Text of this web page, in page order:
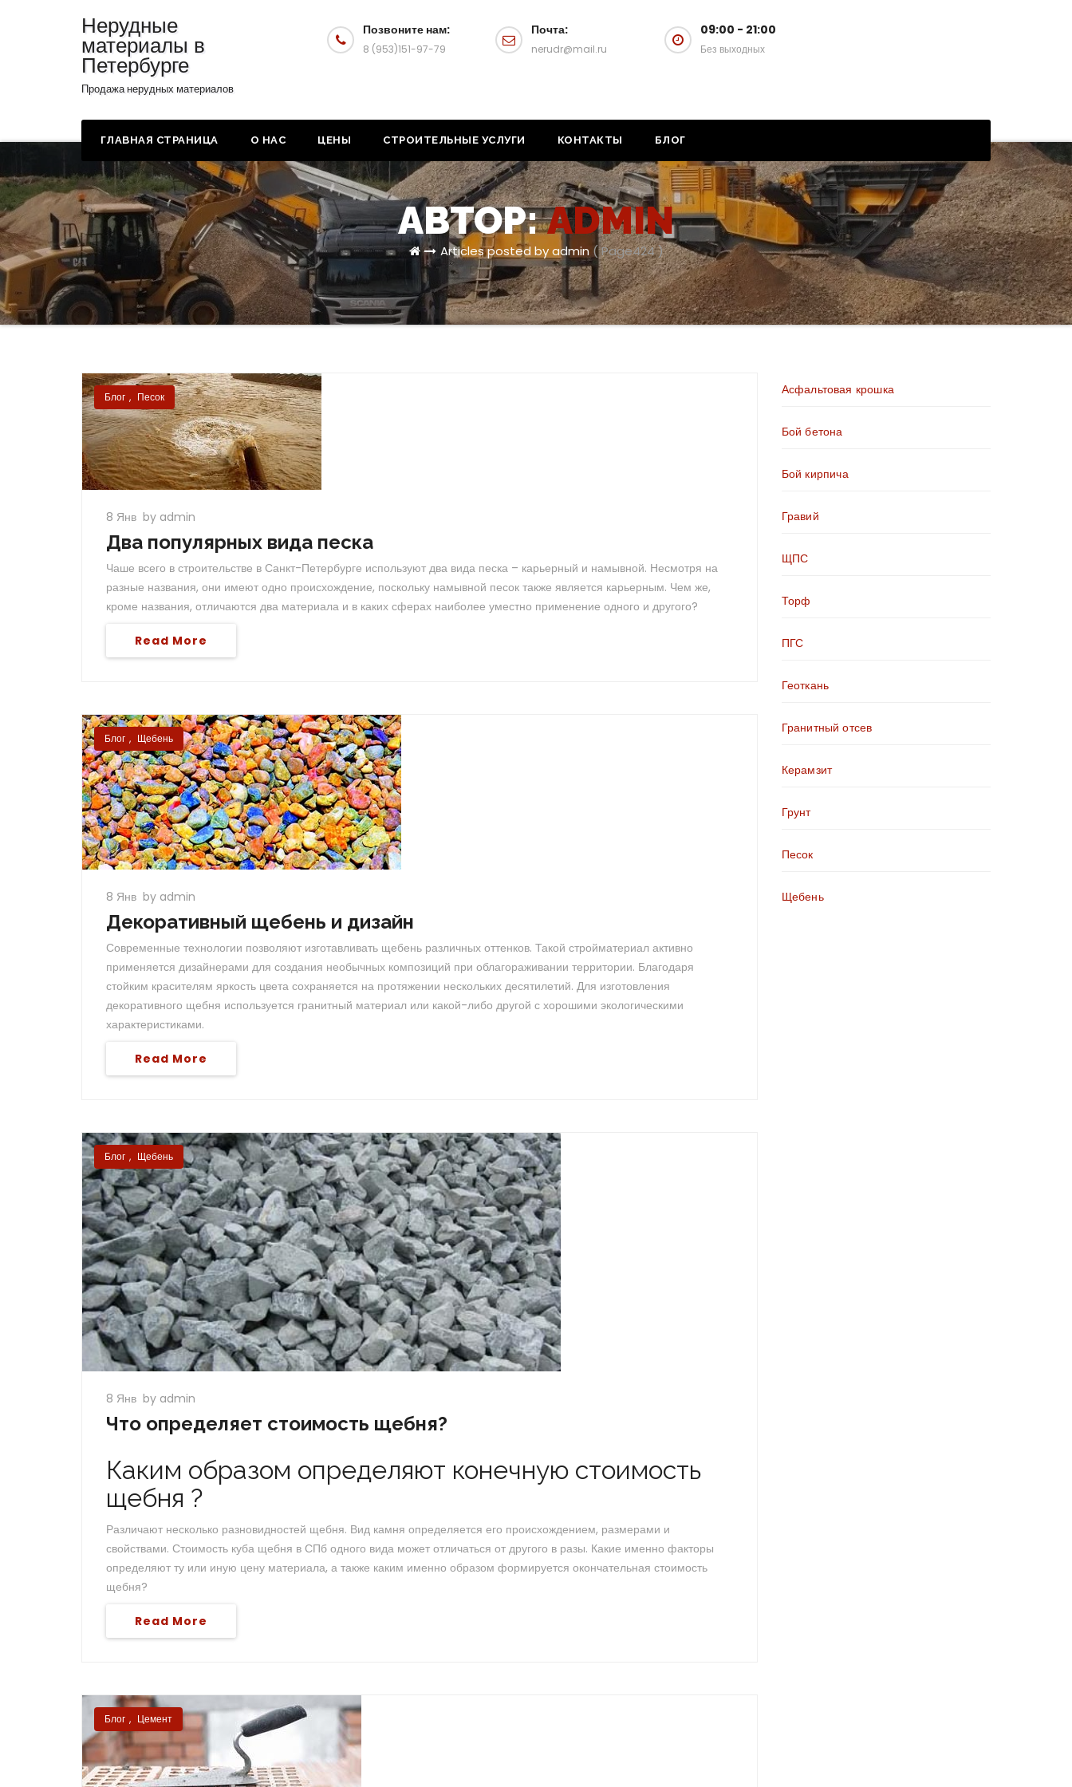
Нерудные
материалы в
Петербурге
Продажа нерудных материалов
Позвоните нам:
8 (953)151-97-79
Почта:
nerudr@mail.ru
09:00 - 21:00
Без выходных
ГЛАВНАЯ СТРАНИЦА О НАС ЦЕНЫ СТРОИТЕЛЬНЫЕ УСЛУГИ КОНТАКТЫ БЛОГ
АВТОР:ADMIN
Articles posted by admin( Page424 )
Блог , Песок
8 Янв by admin
Два популярных вида песка
Чаше всего в строительстве в Санкт-Петербурге используют два вида песка – карьерный и намывной. Несмотря на
разные названия, они имеют одно происхождение, поскольку намывной песок также является карьерным. Чем же,
кроме названия, отличаются два материала и в каких сферах наиболее уместно применение одного и другого?
Read More
Блог , Щебень
8 Янв by admin
Декоративный щебень и дизайн
Современные технологии позволяют изготавливать щебень различных оттенков. Такой стройматериал активно
применяется дизайнерами для создания необычных композиций при облагораживании территории. Благодаря
стойким красителям яркость цвета сохраняется на протяжении нескольких десятилетий. Для изготовления
декоративного щебня используется гранитный материал или какой-либо другой с хорошими экологическими
характеристиками.
Read More
Блог , Щебень
8 Янв by admin
Что определяет стоимость щебня?
Каким образом определяют конечную стоимость
щебня ?
Различают несколько разновидностей щебня. Вид камня определяется его происхождением, размерами и
свойствами. Стоимость куба щебня в СПб одного вида может отличаться от другого в разы. Какие именно факторы
определяют ту или иную цену материала, а также каким именно образом формируется окончательная стоимость
щебня?
Read More
Блог , Цемент
Асфальтовая крошка
Бой бетона
Бой кирпича
Гравий
ЩПС
Торф
ПГС
Геоткань
Гранитный отсев
Керамзит
Грунт
Песок
Щебень